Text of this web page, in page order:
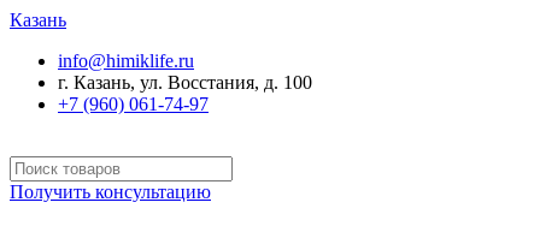
Казань
info@himiklife.ru
г. Казань, ул. Восстания, д. 100
+7 (960) 061-74-97
Получить консультацию